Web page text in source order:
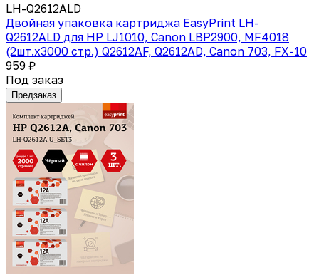
LH-Q2612ALD
Двойная упаковка картриджа EasyPrint LH-
Q2612ALD для HP LJ1010, Canon LBP2900, MF4018
(2шт.x3000 стр.) Q2612AF, Q2612AD, Canon 703, FX-10
959 ₽
Под заказ
Предзаказ